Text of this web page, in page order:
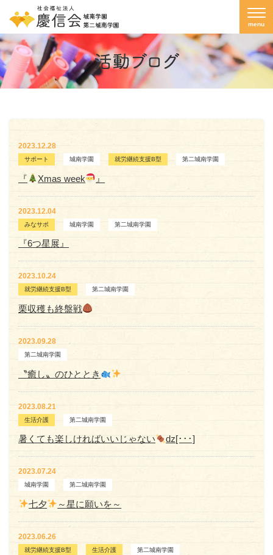
2023.12.28
サポート 城南学園 就労継続支援B型 第二城南学園
『 Xmas week 』
2023.12.04
みなサポ 城南学園 第二城南学園
『6つ星展』
2023.10.24
就労継続支援B型 第二城南学園
栗収穫も終盤戦
2023.09.28
第二城南学園
〝癒し〟のひととき
2023.08.21
生活介護 第二城南学園
暑くても楽しければいいじゃない ǳ[･･･]
2023.07.24
城南学園 第二城南学園
七夕 ～星に願いを～
2023.06.26
就労継続支援B型 生活介護 第二城南学園
menu